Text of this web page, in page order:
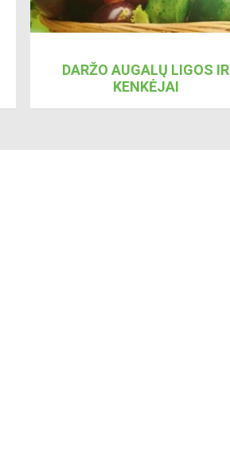
DARŽO AUGALŲ LIGOS IR
KENKĖJAI